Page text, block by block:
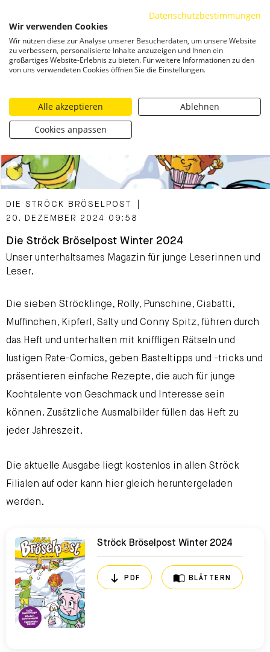
CATEGORIZED AS
DIE STRÖCK BRÖSELPOST
20. DEZEMBER 2024 09:58
Die Ströck Bröselpost Winter 2024
Unser unterhaltsames Magazin für junge Leserinnen und
Leser.
Die sieben Ströcklinge, Rolly, Punschine, Ciabatti,
Muffinchen, Kipferl, Salty und Conny Spitz, führen durch
das Heft und unterhalten mit kniffligen Rätseln und
lustigen Rate-Comics, geben Basteltipps und -tricks und
präsentieren einfache Rezepte, die auch für junge
Kochtalente von Geschmack und Interesse sein
können. Zusätzliche Ausmalbilder füllen das Heft zu
jeder Jahreszeit.
Die aktuelle Ausgabe liegt kostenlos in allen Ströck
Filialen auf oder kann hier gleich heruntergeladen
werden.
Ströck Bröselpost Winter 2024
PDF BLÄTTERN
Datenschutzbestimmungen
Wir verwenden Cookies
Wir nützen diese zur Analyse unserer Besucherdaten, um unsere Website
zu verbessern, personalisierte Inhalte anzuzeigen und Ihnen ein
großartiges Website-Erlebnis zu bieten. Für weitere Informationen zu den
von uns verwendeten Cookies öffnen Sie die Einstellungen.
Alle akzeptieren
Ablehnen
Cookies anpassen